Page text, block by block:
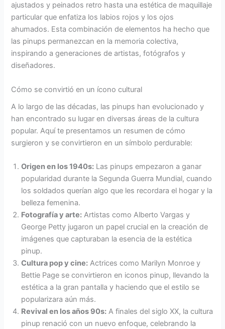
ajustados y peinados retro hasta una estética de maquillaje
particular que enfatiza los labios rojos y los ojos
ahumados. Esta combinación de elementos ha hecho que
las pinups permanezcan en la memoria colectiva,
inspirando a generaciones de artistas, fotógrafos y
diseñadores.
Cómo se convirtió en un ícono cultural
A lo largo de las décadas, las pinups han evolucionado y
han encontrado su lugar en diversas áreas de la cultura
popular. Aquí te presentamos un resumen de cómo
surgieron y se convirtieron en un símbolo perdurable:
Origen en los 1940s: Las pinups empezaron a ganar
popularidad durante la Segunda Guerra Mundial, cuando
los soldados querían algo que les recordara el hogar y la
belleza femenina.
Fotografía y arte: Artistas como Alberto Vargas y
George Petty jugaron un papel crucial en la creación de
imágenes que capturaban la esencia de la estética
pinup.
Cultura pop y cine: Actrices como Marilyn Monroe y
Bettie Page se convirtieron en iconos pinup, llevando la
estética a la gran pantalla y haciendo que el estilo se
popularizara aún más.
Revival en los años 90s: A finales del siglo XX, la cultura
pinup renació con un nuevo enfoque, celebrando la